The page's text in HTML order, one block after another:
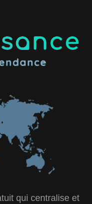
qui centralise et